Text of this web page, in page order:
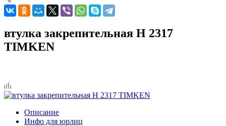
втулка закрепительная H 2317
TIMKEN
Описание
Инфо для юрлиц